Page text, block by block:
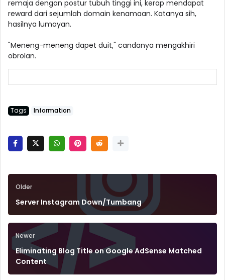
remaja dengan postur tubuh tinggi ini, kerap mendapat
reward dari sejumlah domain kenamaan. Katanya sih,
hasilnya lumayan.
"Meneng-meneng dapet duit," candanya mengakhiri
obrolan.
Tags Information
Older
Server Instagram Down/Tumbang
Newer
Eliminating Blog Title on Google AdSense Matched
Content